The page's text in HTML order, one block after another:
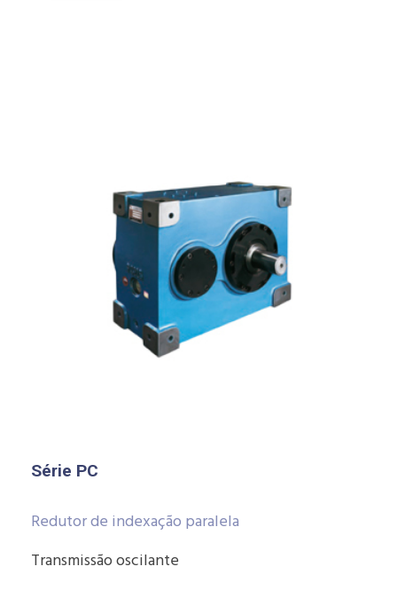
Série PC
Redutor de indexação paralela
Transmissão oscilante